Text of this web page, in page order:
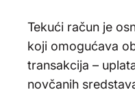
Tekući račun je
koji omogućava
transakcija –
novčanih